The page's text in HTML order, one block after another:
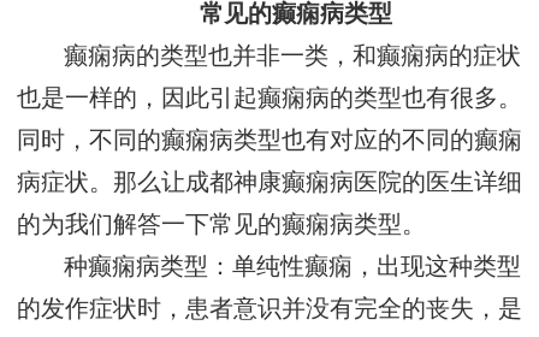
常见的癫痫病类型
癫痫病的类型也并非一类，和癫痫病的症状
也是一样的，因此引起癫痫病的类型也有很多。
同时，不同的癫痫病类型也有对应的不同的癫痫
病症状。那么让成都神康癫痫病医院的医生详细
的为我们解答一下常见的癫痫病类型。
种癫痫病类型：单纯性癫痫，出现这种类型
的发作症状时，患者意识并没有完全的丧失，是